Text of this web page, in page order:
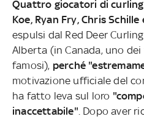
Quattro giocatori di curling
Koe, Ryan Fry, Chris Schille
espulsi dal Red Deer
Alberta (in Canada, uno
famosi), perché
motivazione ufficiale del
ha fatto leva sul loro
inaccettabile" . Dopo aver